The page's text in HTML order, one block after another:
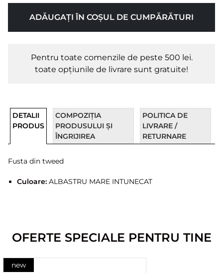
ADĂUGAȚI ÎN COȘUL DE CUMPĂRĂTURI
Pentru toate comenzile de peste 500 lei.
toate opțiunile de livrare sunt gratuite!
DETALII
PRODUS
COMPOZIȚIA
PRODUSULUI ȘI
ÎNGRIJIREA
POLITICA DE
LIVRARE /
RETURNARE
Fusta din tweed
Culoare:ALBASTRU MARE INTUNECAT
OFERTE SPECIALE PENTRU TINE
new